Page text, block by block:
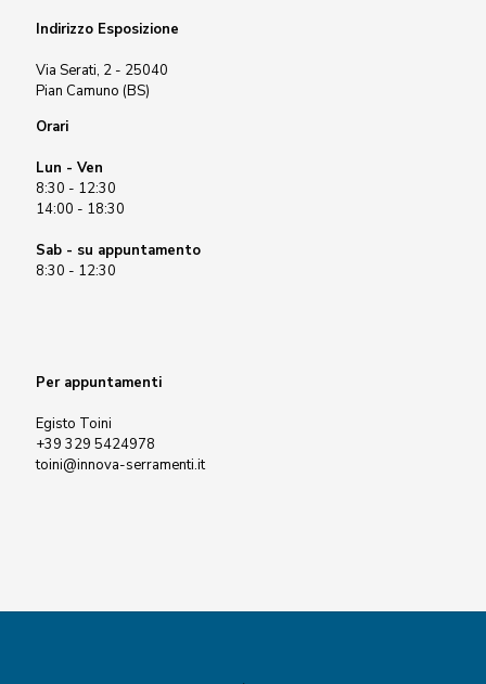
Indirizzo Esposizione
Via Serati, 2 - 25040
Pian Camuno (BS)
Orari
Lun - Ven
8:30 - 12:30
14:00 - 18:30
Sab - su appuntamento
8:30 - 12:30
Per appuntamenti
Egisto Toini
+39 329 5424978
toini@innova-serramenti.it